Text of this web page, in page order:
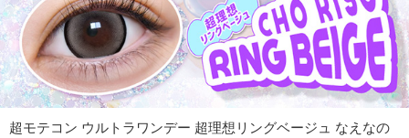
超モテコン ウルトラワンデー 超理想リングベージュ なえなの